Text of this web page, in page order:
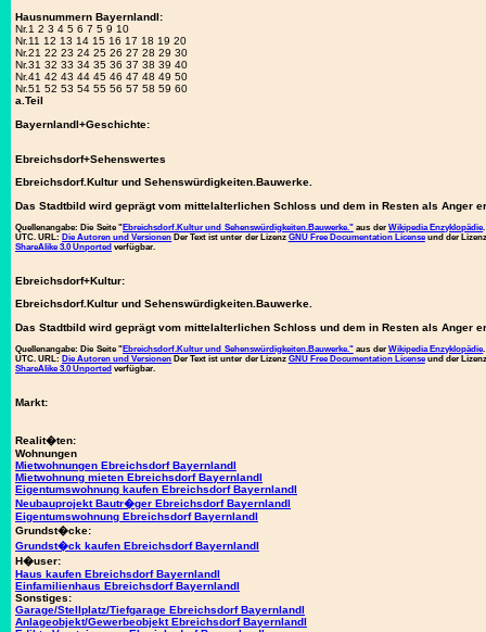
Hausnummern Bayernlandl:
Nr.1 2 3 4 5 6 7 5 9 10
Nr.11 12 13 14 15 16 17 18 19 20
Nr.21 22 23 24 25 26 27 28 29 30
Nr.31 32 33 34 35 36 37 38 39 40
Nr.41 42 43 44 45 46 47 48 49 50
Nr.51 52 53 54 55 56 57 58 59 60
a.Teil
Bayernlandl+Geschichte:
Ebreichsdorf+Sehenswertes
Ebreichsdorf.Kultur und Sehenswürdigkeiten.Bauwerke.
Das Stadtbild wird geprägt vom mittelalterlichen Schloss und dem in Resten als Anger
Quellenangabe: Die Seite "Ebreichsdorf.Kultur und Sehenswürdigkeiten.Bauwerke."aus der Wikipedia Enzyklopädie
UTC. URL: Die Autoren und Versionen Der Text ist unter der Lizenz GNU Free Documentation Licenseund der
ShareAlike 3.0 Unported verfügbar.
Ebreichsdorf+Kultur:
Ebreichsdorf.Kultur und Sehenswürdigkeiten.Bauwerke.
Das Stadtbild wird geprägt vom mittelalterlichen Schloss und dem in Resten als Anger
Quellenangabe: Die Seite "Ebreichsdorf.Kultur und Sehenswürdigkeiten.Bauwerke."aus der Wikipedia Enzyklopädie
UTC. URL: Die Autoren und Versionen Der Text ist unter der Lizenz GNU Free Documentation Licenseund der
ShareAlike 3.0 Unported verfügbar.
Markt:
Realit�ten:
Wohnungen
Mietwohnungen Ebreichsdorf Bayernlandl
Mietwohnung mieten Ebreichsdorf Bayernlandl
Eigentumswohnung kaufen Ebreichsdorf Bayernlandl
Neubauprojekt Bautr�ger Ebreichsdorf Bayernlandl
Eigentumswohnung Ebreichsdorf Bayernlandl
Grundst�cke:
Grundst�ck kaufen Ebreichsdorf Bayernlandl
H�user:
Haus kaufen Ebreichsdorf Bayernlandl
Einfamilienhaus Ebreichsdorf Bayernlandl
Sonstiges:
Garage/Stellplatz/Tiefgarage Ebreichsdorf Bayernlandl
Anlageobjekt/Gewerbeobjekt Ebreichsdorf Bayernlandl